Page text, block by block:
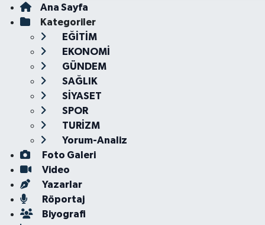
Ana Sayfa
Kategoriler
EĞİTİM
EKONOMİ
GÜNDEM
SAĞLIK
SİYASET
SPOR
TURİZM
Yorum-Analiz
Foto Galeri
Video
Yazarlar
Röportaj
Biyografi